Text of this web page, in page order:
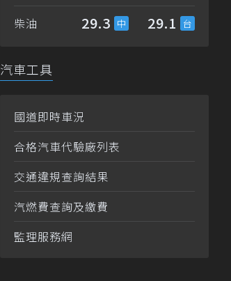
柴油 29.3 29.1
汽車工具
國道即時車況
合格汽車代驗廠列表
交通違規查詢結果
汽燃費查詢及繳費
監理服務網